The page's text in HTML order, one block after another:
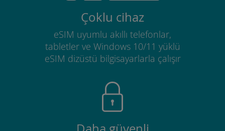
Çoklu cihaz
eSIM uyumlu akıllı telefonlar,
tabletler ve Windows 10/11 yüklü
eSIM dizüstü bilgisayarlarla çalışır